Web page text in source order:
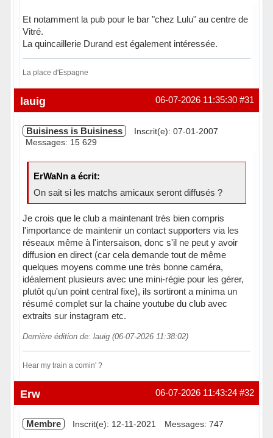
Et notamment la pub pour le bar "chez Lulu" au centre de
Vitré.
La quincaillerie Durand est également intéressée.
La place d'Espagne
Hors ligne #31
06-07-2026 11:35:30
lauig
Buisiness is Buisiness
Inscrit(e): 07-01-2007
Messages: 15 629
ErWaNn a écrit:
On sait si les matchs amicaux seront diffusés ?
Je crois que le club a maintenant très bien compris
l'importance de maintenir un contact supporters via les
réseaux même à l'intersaison, donc s'il ne peut y avoir
diffusion en direct (car cela demande tout de même
quelques moyens comme une très bonne caméra,
idéalement plusieurs avec une mini-régie pour les gérer,
plutôt qu'un point central fixe), ils sortiront a minima un
résumé complet sur la chaine youtube du club avec
extraits sur instagram etc.
Dernière édition de: lauig (06-07-2026 11:38:02)
Hear my train a comin' ?
Hors ligne #32
06-07-2026 11:43:24
Erw
Membre Inscrit(e): 12-11-2021 Messages: 747